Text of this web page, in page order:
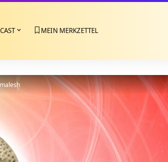
MEIN MERKZETTEL